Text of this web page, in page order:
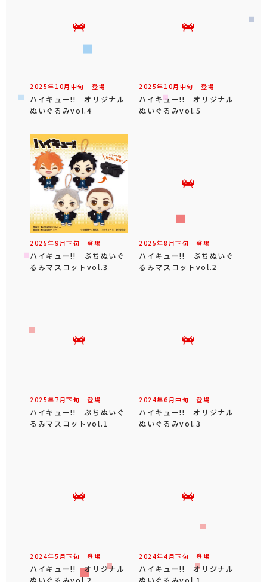
2025年 10月 中旬 登場
ハイキュー!! オリジナル
ぬいぐるみvol.4
2025年 10月 中旬 登場
ハイキュー!! オリジナル
ぬいぐるみvol.5
2025年9 月下旬 登場
ハイキュー!! ぷちぬいぐ
るみマスコットvol.3
2025年8 月下旬 登場
ハイキュー!! ぷちぬいぐ
るみマスコットvol.2
2025年 7 月下旬 登場
ハイキュー!! ぷちぬいぐ
るみマスコットvol.1
2024年6 月中旬 登場
ハイキュー!! オリジナル
ぬいぐるみvol.3
2024年5 月下旬 登場
ハイキュー!! オリジナル
2024年4 月下旬 登場
ハイキュー!! オリジナル